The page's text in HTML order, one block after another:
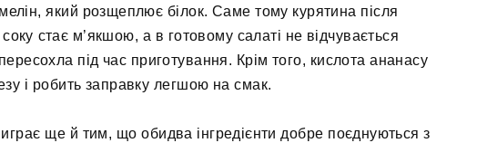
який розщеплює білок. Саме тому курятина після
стає м’якшою, а в готовому салаті не відчувається
під час приготування. Крім того, кислота ананасу
і робить заправку легшою на смак.
ще й тим, що обидва інгредієнти добре поєднуються з